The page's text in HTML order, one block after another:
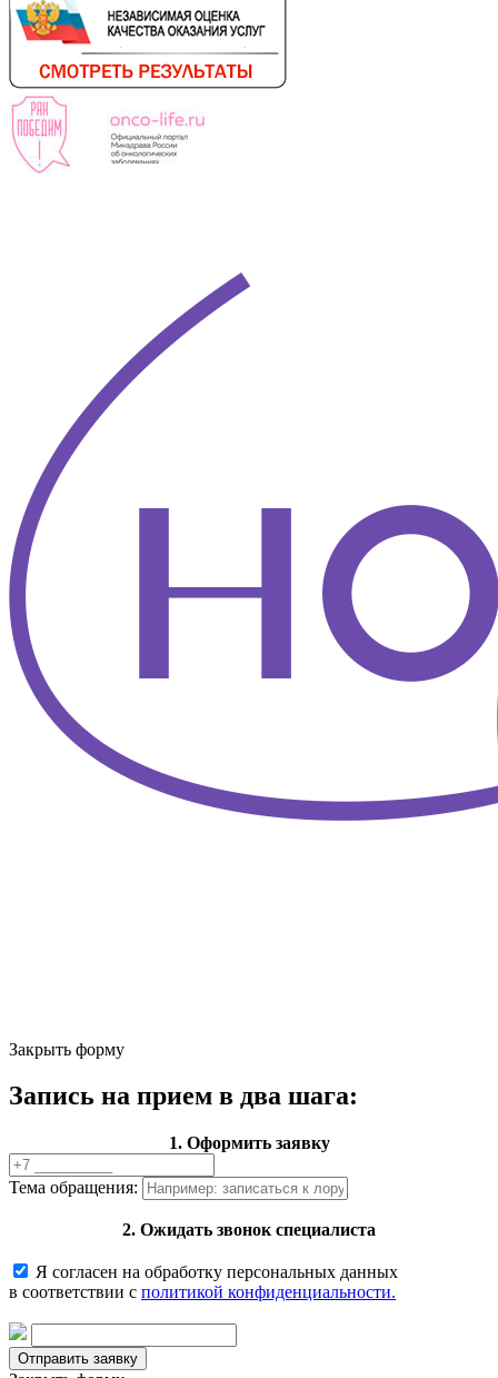
Закрыть форму
Запись на прием в два шага:
1. Оформить заявку
Тема обращения:
2. Ожидать звонок специалиста
Я согласен на обработку персональных данных
в соответствии с политикой конфиденциальности.